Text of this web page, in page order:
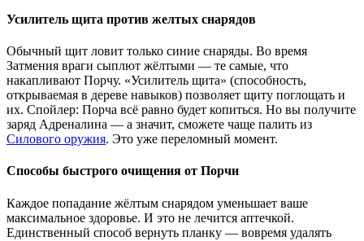
Усилитель щита против желтых снарядов
Обычный щит ловит только синие снаряды. Во время
Затмения враги сыплют жёлтыми — те самые, что
накапливают Порчу. «Усилитель щита» (способность,
открываемая в дереве навыков) позволяет щиту поглощать и
их. Спойлер: Порча всё равно будет копиться. Но вы получите
заряд Адреналина — а значит, сможете чаще палить из
Силового оружия. Это уже переломный момент.
Способы быстрого очищения от Порчи
Каждое попадание жёлтым снарядом уменьшает ваше
максимальное здоровье. И это не лечится аптечкой.
Единственный способ вернуть планку — вовремя удалять